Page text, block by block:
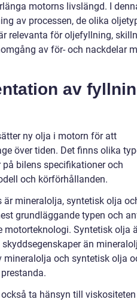
motorns livslängd. I
av processen, de olika
relevanta för oljefyllning,
av för- och nackdelar
av
ny olja i motorn för att
över tiden. Det finns olika
bilens specifikationer och
och körförhållanden.
mineralolja, syntetisk olja
grundläggande typen och
Syntetisk olja
än
och syntetisk olja
ta hänsyn till